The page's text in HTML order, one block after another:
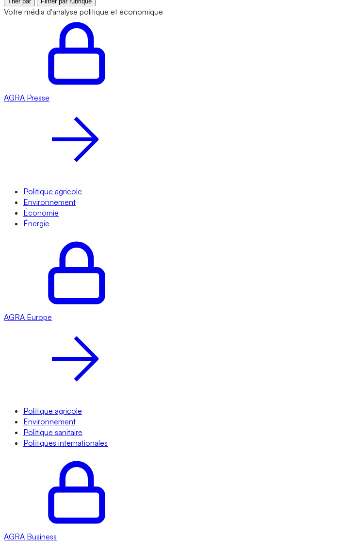
Votre média d'analyse politique et économique
AGRA Presse
Politique agricole
Environnement
Économie
Énergie
AGRA Europe
Politique agricole
Environnement
Politique sanitaire
Politiques internationales
AGRA Business